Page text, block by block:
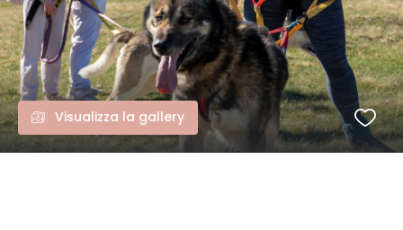
Visualizza la gallery